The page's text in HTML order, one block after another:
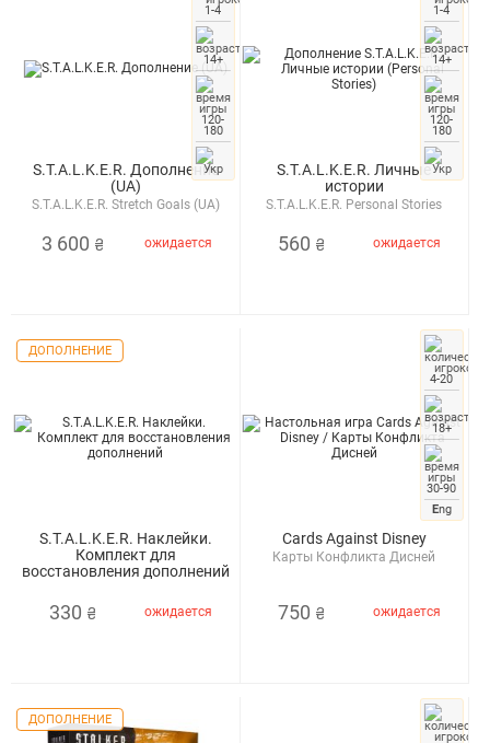
S.T.A.L.K.E.R. Дополнение
(UA)
S.T.A.L.K.E.R. Stretch Goals (UA)
1-4
14+
120-
180
3 600 ₴ ожидается
S.T.A.L.K.E.R. Личные
истории
S.T.A.L.K.E.R. Personal Stories
1-4
14+
120-
180
560 ₴ ожидается
S.T.A.L.K.E.R. Наклейки.
Комплект для
восстановления дополнений
Recharge Pack 2
ДОПОЛНЕНИЕ
330 ₴ ожидается
Cards Against Disney
Карты Конфликта Дисней
4-20
18+
30-90
Eng
750 ₴ ожидается
ДОПОЛНЕНИЕ